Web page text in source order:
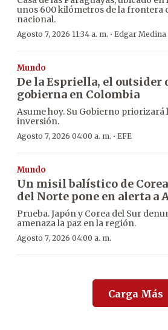
unos 600 kilómetros de la frontera
nacional.
Agosto 7, 2026 11:34 a. m. · Edgar Medina
Mundo
De la Espriella, el outsider
gobierna en Colombia
Asume hoy. Su Gobierno priorizará
inversión.
Agosto 7, 2026 04:00 a. m. · EFE
Mundo
Un misil balístico de Corea
del Norte pone en alerta a
Prueba. Japón y Corea del Sur
amenaza la paz en la región.
Agosto 7, 2026 04:00 a. m.
Carga Más